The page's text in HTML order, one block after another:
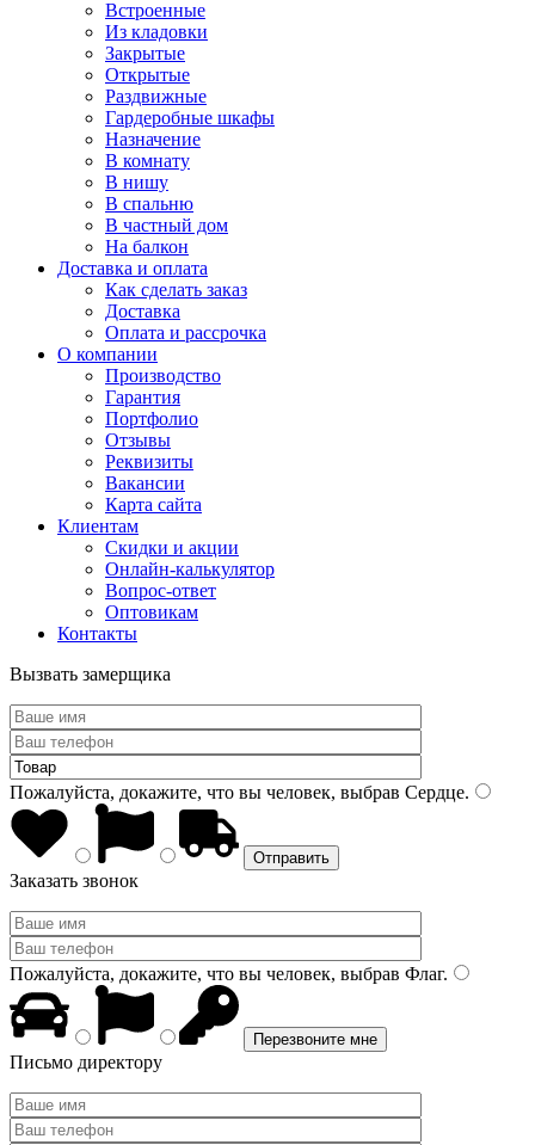
Встроенные
Из кладовки
Закрытые
Открытые
Раздвижные
Гардеробные шкафы
Назначение
В комнату
В нишу
В спальню
В частный дом
На балкон
Доставка и оплата
Как сделать заказ
Доставка
Оплата и рассрочка
О компании
Производство
Гарантия
Портфолио
Отзывы
Реквизиты
Вакансии
Карта сайта
Клиентам
Скидки и акции
Онлайн-калькулятор
Вопрос-ответ
Оптовикам
Контакты
Вызвать замерщика
Пожалуйста, докажите, что вы человек, выбрав Сердце.
Заказать звонок
Пожалуйста, докажите, что вы человек, выбрав Флаг.
Письмо директору